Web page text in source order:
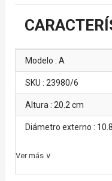
Modelo : A
SKU : 23980/6
Altura : 20.2 cm
Diámetro externo :
Ver más ∨